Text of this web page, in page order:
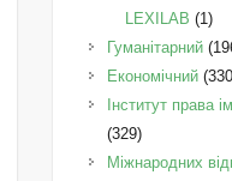
LEXILAB (1)
Гуманітарний
Економічний
Інститут права
(329)
Міжнародних